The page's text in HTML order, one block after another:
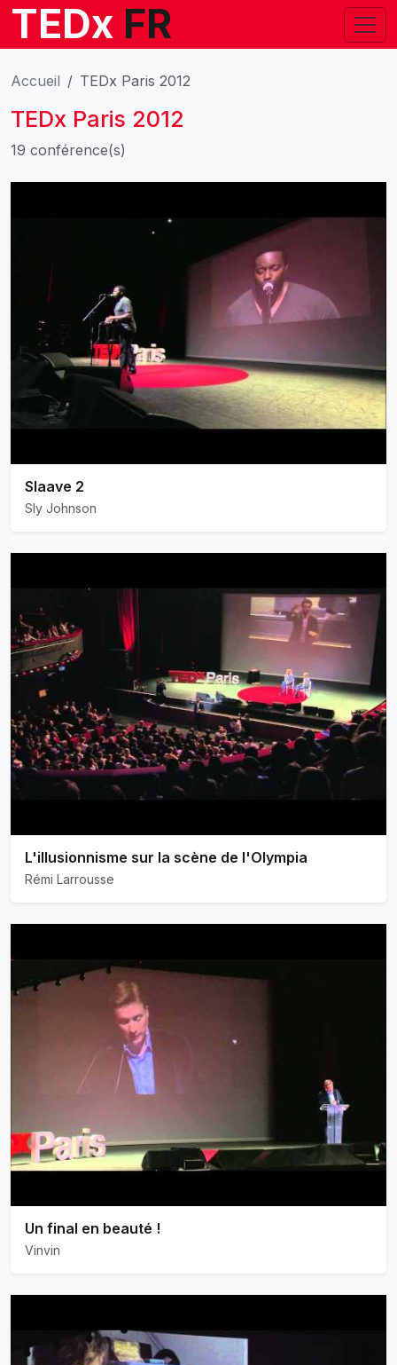
TEDx FR
Accueil TEDx Paris 2012
TEDx Paris 2012
19 conférence(s)
Slaave 2
Sly Johnson
L'illusionnisme sur la scène de l'Olympia
Rémi Larrousse
Un final en beauté !
Vinvin